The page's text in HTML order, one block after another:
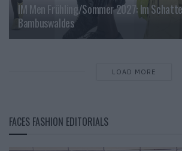
IM Men Frühling/Sommer 2027: Im
Bambuswaldes
LOAD MORE
FACES FASHION EDITORIALS